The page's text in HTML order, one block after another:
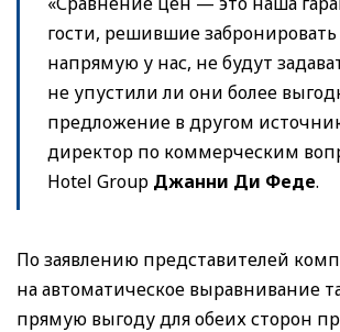
гости, решившие
напрямую у нас, не будут
не упустили ли они более
предложение в другом
директор по коммерческим
Hotel Group Джанни Ди Феде.
По заявлению представителей
на автоматическое выравнивание
прямую выгоду для обеих сторон